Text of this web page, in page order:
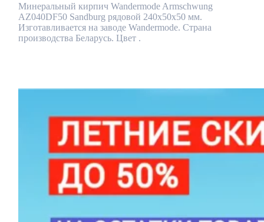
Sandburg
рядовой
240x50x50
мм
Минеральный кирпич Wandermode Armschwung
AZ040DF50 Sandburg рядовой 240x50x50 мм.
Изготавливается на заводе Wandermode. Страна
производства Беларусь. Цвет .